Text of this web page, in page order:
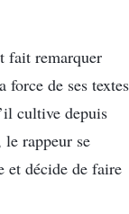
fait remarquer
force de ses textes
cultive depuis
le rappeur se
et décide de faire